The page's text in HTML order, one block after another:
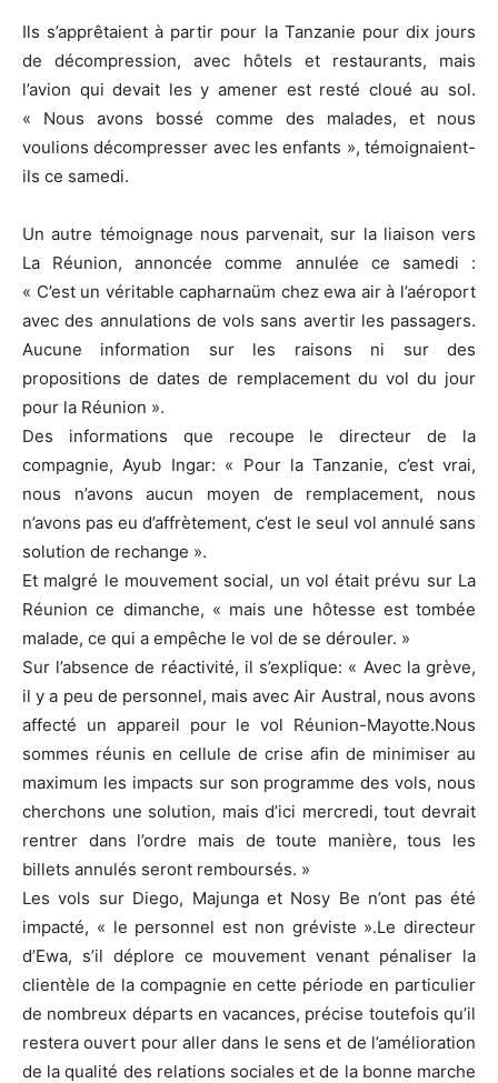
Ils s’apprêtaient à partir pour la Tanzanie pour dix jours
de décompression, avec hôtels et restaurants, mais
l’avion qui devait les y amener est resté cloué au sol.
« Nous avons bossé comme des malades, et nous
voulions décompresser avec les enfants », témoignaient-
ils ce samedi.
Un autre témoignage nous parvenait, sur la liaison vers
La Réunion, annoncée comme annulée ce samedi :
« C’est un véritable capharnaüm chez ewa air à l’aéroport
avec des annulations de vols sans avertir les passagers.
Aucune information sur les raisons ni sur des
propositions de dates de remplacement du vol du jour
pour la Réunion ».
Des informations que recoupe le directeur de la
compagnie, Ayub Ingar: « Pour la Tanzanie, c’est vrai,
nous n’avons aucun moyen de remplacement, nous
n’avons pas eu d’affrètement, c’est le seul vol annulé sans
solution de rechange ».
Et malgré le mouvement social, un vol était prévu sur La
Réunion ce dimanche, « mais une hôtesse est tombée
malade, ce qui a empêche le vol de se dérouler. »
Sur l’absence de réactivité, il s’explique: « Avec la grève,
il y a peu de personnel, mais avec Air Austral, nous avons
affecté un appareil pour le vol Réunion-Mayotte.Nous
sommes réunis en cellule de crise afin de minimiser au
maximum les impacts sur son programme des vols, nous
cherchons une solution, mais d’ici mercredi, tout devrait
rentrer dans l’ordre mais de toute manière, tous les
billets annulés seront remboursés. »
Les vols sur Diego, Majunga et Nosy Be n’ont pas été
impacté, « le personnel est non gréviste ».Le directeur
d’Ewa, s’il déplore ce mouvement venant pénaliser la
clientèle de la compagnie en cette période en particulier
de nombreux départs en vacances, précise toutefois qu’il
restera ouvert pour aller dans le sens et de l’amélioration
de la qualité des relations sociales et de la bonne marche